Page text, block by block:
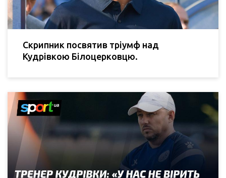
Скрипник посвятив тріумф над
Кудрівкою Білоцерковцю.